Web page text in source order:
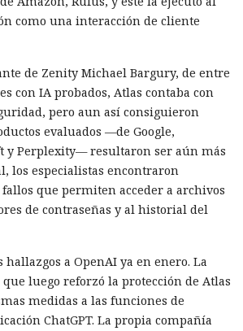
como una interacción de cliente
de Zenity Michael Bargury, de entre
con IA probados, Atlas contaba con
pero aun así consiguieron
evaluados —de Google,
y Perplexity— resultaron ser aún más
los especialistas encontraron
que permiten acceder a archivos
de contraseñas y al historial del
a OpenAI ya en enero. La
luego reforzó la protección de Atlas
medidas a las funciones de
ChatGPT. La propia compañía